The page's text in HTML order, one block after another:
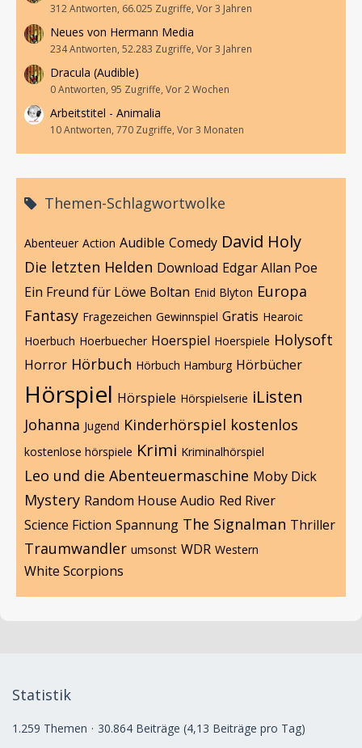
312 Antworten, 66.025 Zugriffe, Vor 3 Jahren
Neues von Hermann Media
234 Antworten, 52.283 Zugriffe, Vor 3 Jahren
Dracula (Audible)
0 Antworten, 95 Zugriffe, Vor 2 Wochen
Arbeitstitel - Animalia
10 Antworten, 770 Zugriffe, Vor 3 Monaten
Themen-Schlagwortwolke
Abenteuer Action Audible Comedy David Holy
Die letzten Helden Download Edgar Allan Poe
Ein Freund für Löwe Boltan Enid Blyton Europa
Fantasy Fragezeichen Gewinnspiel Gratis Hearoic
Hoerbuch Hoerbuecher Hoerspiel Hoerspiele Holysoft
Horror Hörbuch Hörbuch Hamburg Hörbücher
Hörspiel Hörspiele Hörspielserie iListen
Johanna Jugend Kinderhörspiel kostenlos
kostenlose hörspiele Krimi Kriminalhörspiel
Leo und die Abenteuermaschine Moby Dick
Mystery Random House Audio Red River
Science Fiction Spannung The Signalman Thriller
Traumwandler umsonst WDR Western
White Scorpions
Statistik
1.259 Themen 30.864 Beiträge (4,13 Beiträge pro Tag)